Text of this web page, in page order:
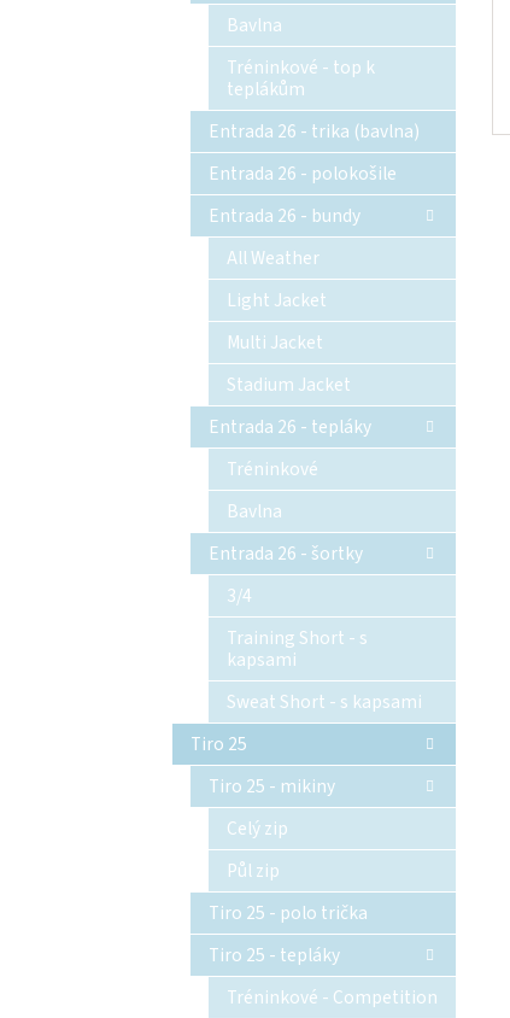
Bavlna
Tréninkové - top k
teplákům
Entrada 26 - trika (bavlna)
Entrada 26 - polokošile
Entrada 26 - bundy
All Weather
Light Jacket
Multi Jacket
Stadium Jacket
Entrada 26 - tepláky
Tréninkové
Bavlna
Entrada 26 - šortky
3/4
Training Short - s
kapsami
Sweat Short - s kapsami
Tiro 25
Tiro 25 - mikiny
Celý zip
Půl zip
Tiro 25 - polo trička
Tiro 25 - tepláky
Tréninkové - Competition